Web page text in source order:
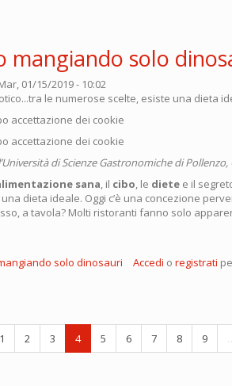
mangiando solo
01/15/2019 - 10:02
le numerose scelte, esiste una dieta
accettazione dei cookie
accettazione dei cookie
di Scienze Gastronomiche di Pollenzo,
sana, il cibo, le diete e il
dieta ideale. Oggi c’è una concezione
a tavola? Molti ristoranti fanno solo
solo dinosauri Accedi o registrati
1 2 3 4 5 6 7 8 9